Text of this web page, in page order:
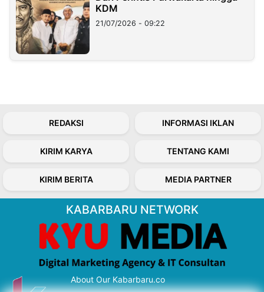
KDM
21/07/2026 - 09:22
REDAKSI INFORMASI IKLAN
KIRIM KARYA TENTANG KAMI
KIRIM BERITA MEDIA PARTNER
KABARBARU NETWORK
About Our Kabarbaru.co